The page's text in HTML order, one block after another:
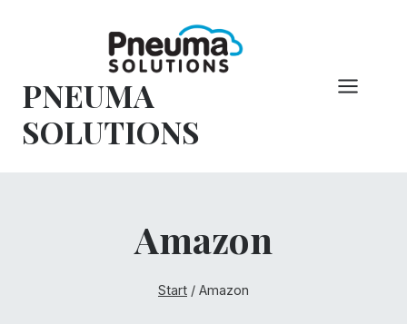
PNEUMA
SOLUTIONS
Amazon
Start / Amazon